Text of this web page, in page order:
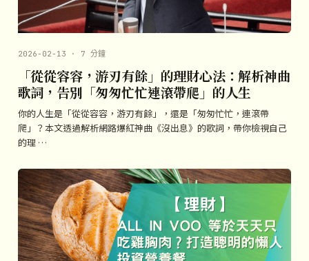
2026-02-13 · 7 分鐘
「從從容容，游刃有餘」的理財心法：解析神曲
歌詞，告別「匆匆忙忙連滾帶爬」的人生
你的人生是「從從容容，游刃有餘」，還是「匆匆忙忙，連滾帶
爬」？本文透過解析網路爆紅神曲《沒出息》的歌詞，帶你檢視自己
的理 …